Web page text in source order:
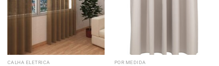
CALHA ELETRICA POR MEDIDA